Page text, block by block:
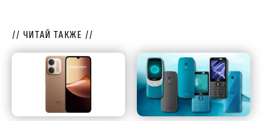
// ЧИТАЙ ТАКЖЕ //